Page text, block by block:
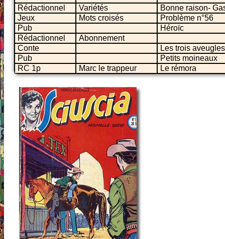
Rédactionnel Variétés
Bonne raison-
Jeux
Mots croisés
Problème n°56
Pub
Héroïc
Rédactionnel
Abonnement
Conte
Les trois
Pub
Petits moineaux
RC 1p
Marc le trappeur Le rémora